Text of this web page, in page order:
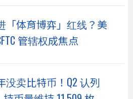
「体育博弈」红线？美
管辖权成焦点
没卖比特币！Q2 认列